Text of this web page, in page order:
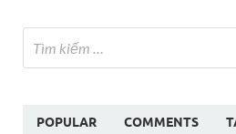
POPULAR COMMENTS